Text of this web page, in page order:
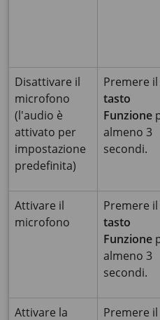
Disattivare il
microfono
(l'audio è
attivato per
impostazione
predefinita)
Premere il
tasto
Funzione
almeno 3
secondi.
Attivare il
microfono
Premere il
tasto
Funzione
almeno 3
secondi.
Attivare la
Premere il